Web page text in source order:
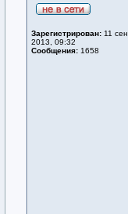
Зарегистрирован: 11 сен
2013, 09:32
Сообщения: 1658